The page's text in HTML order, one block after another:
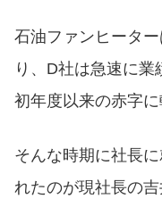
石油ファンヒータ
り、D社は急速に
初年度以来の赤字に
そんな時期に社長
れたのが現社長の